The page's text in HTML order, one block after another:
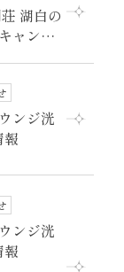
湖白の
ャンペ
ンジ洸
ンジ洸